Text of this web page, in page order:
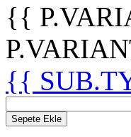
{{
{{
Sepete Ekle